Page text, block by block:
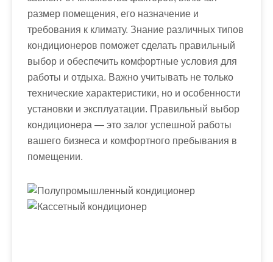
размер помещения, его назначение и
требования к климату. Знание различных типов
кондиционеров поможет сделать правильный
выбор и обеспечить комфортные условия для
работы и отдыха. Важно учитывать не только
технические характеристики, но и особенности
установки и эксплуатации. Правильный выбор
кондиционера — это залог успешной работы
вашего бизнеса и комфортного пребывания в
помещении.